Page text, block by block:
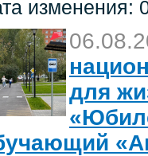
изменения:
для